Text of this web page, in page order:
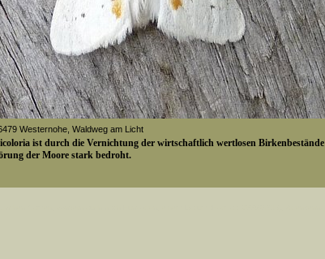
Westernohe, Waldweg am Licht
ist durch die Vernichtung der wirtschaftlich wertlosen Birkenbestände
der Moore stark bedroht.